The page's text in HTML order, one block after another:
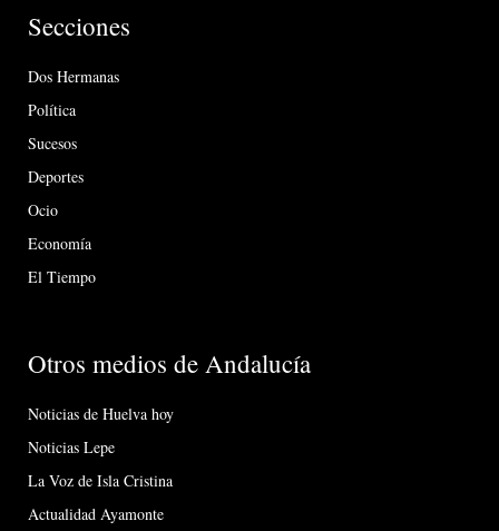
Secciones
Dos Hermanas
Política
Sucesos
Deportes
Ocio
Economía
El Tiempo
Otros medios de Andalucía
Noticias de Huelva hoy
Noticias Lepe
La Voz de Isla Cristina
Actualidad Ayamonte